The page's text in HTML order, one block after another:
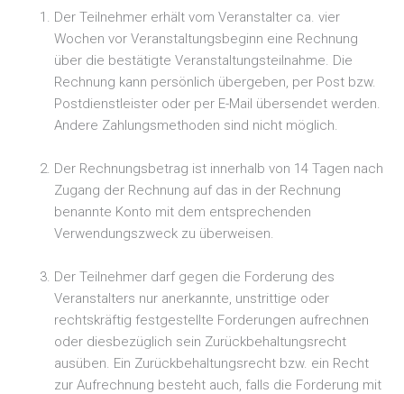
Der Teilnehmer erhält vom Veranstalter ca. vier
Wochen vor Veranstaltungsbeginn eine Rechnung
über die bestätigte Veranstaltungsteilnahme. Die
Rechnung kann persönlich übergeben, per Post bzw.
Postdienstleister oder per E-Mail übersendet werden.
Andere Zahlungsmethoden sind nicht möglich.
Der Rechnungsbetrag ist innerhalb von 14 Tagen nach
Zugang der Rechnung auf das in der Rechnung
benannte Konto mit dem entsprechenden
Verwendungszweck zu überweisen.
Der Teilnehmer darf gegen die Forderung des
Veranstalters nur anerkannte, unstrittige oder
rechtskräftig festgestellte Forderungen aufrechnen
oder diesbezüglich sein Zurückbehaltungsrecht
ausüben. Ein Zurückbehaltungsrecht bzw. ein Recht
zur Aufrechnung besteht auch, falls die Forderung mit